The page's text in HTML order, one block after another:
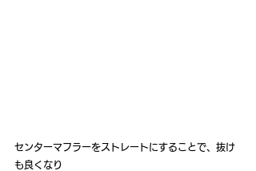
センターマフラーをストレートにすることで、抜け
も良くなり